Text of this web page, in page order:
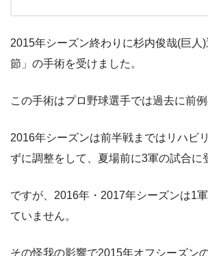
2015年シーズン終わりに杉内俊哉(巨人
節」の手術を受けました。
この手術はプロ野球選手では過去に前
2016年シーズンは前半戦まではリハビ
ずに調整をして、夏場前に3軍の試合に
ですが、2016年・2017年シーズンは1
ていません。
その怪我の影響で2015年オフシーズン